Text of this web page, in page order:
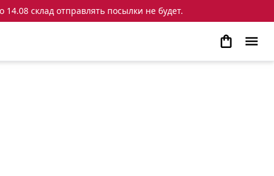
склад отправлять посылки не будет.